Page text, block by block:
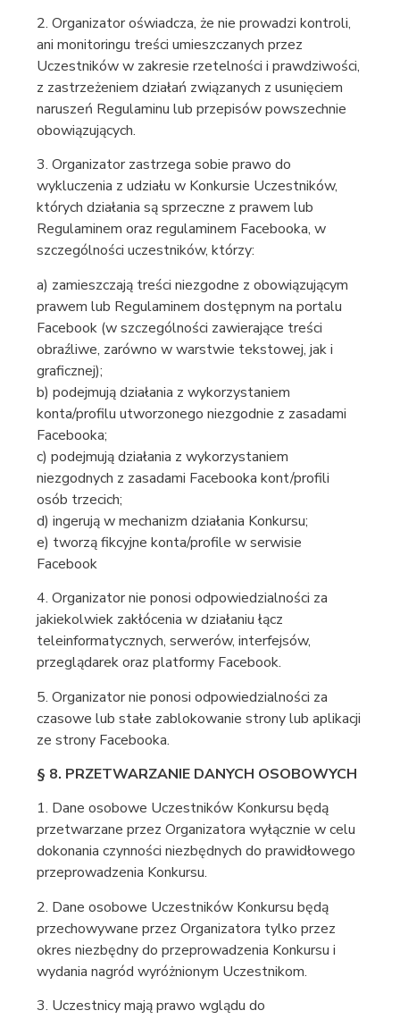
2. Organizator oświadcza, że nie prowadzi kontroli,
ani monitoringu treści umieszczanych przez
Uczestników w zakresie rzetelności i prawdziwości,
z zastrzeżeniem działań związanych z usunięciem
naruszeń Regulaminu lub przepisów powszechnie
obowiązujących.
3. Organizator zastrzega sobie prawo do
wykluczenia z udziału w Konkursie Uczestników,
których działania są sprzeczne z prawem lub
Regulaminem oraz regulaminem Facebooka, w
szczególności uczestników, którzy:
a) zamieszczają treści niezgodne z obowiązującym
prawem lub Regulaminem dostępnym na portalu
Facebook (w szczególności zawierające treści
obraźliwe, zarówno w warstwie tekstowej, jak i
graficznej);
b) podejmują działania z wykorzystaniem
konta/profilu utworzonego niezgodnie z zasadami
Facebooka;
c) podejmują działania z wykorzystaniem
niezgodnych z zasadami Facebooka kont/profili
osób trzecich;
d) ingerują w mechanizm działania Konkursu;
e) tworzą fikcyjne konta/profile w serwisie
Facebook
4. Organizator nie ponosi odpowiedzialności za
jakiekolwiek zakłócenia w działaniu łącz
teleinformatycznych, serwerów, interfejsów,
przeglądarek oraz platformy Facebook.
5. Organizator nie ponosi odpowiedzialności za
czasowe lub stałe zablokowanie strony lub aplikacji
ze strony Facebooka.
§ 8. PRZETWARZANIE DANYCH OSOBOWYCH
1. Dane osobowe Uczestników Konkursu będą
przetwarzane przez Organizatora wyłącznie w celu
dokonania czynności niezbędnych do prawidłowego
przeprowadzenia Konkursu.
2. Dane osobowe Uczestników Konkursu będą
przechowywane przez Organizatora tylko przez
okres niezbędny do przeprowadzenia Konkursu i
wydania nagród wyróżnionym Uczestnikom.
3. Uczestnicy mają prawo wglądu do